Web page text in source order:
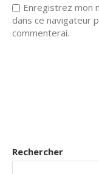
Enregistrez mon
dans ce navigateur
commenterai.
Rechercher